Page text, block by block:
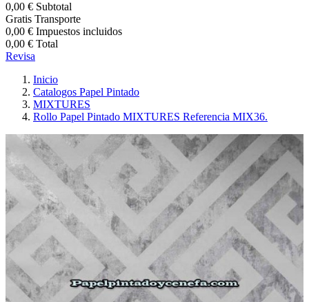
0,00 € Subtotal
Gratis Transporte
0,00 € Impuestos incluidos
0,00 € Total
Revisa
Inicio
Catalogos Papel Pintado
MIXTURES
Rollo Papel Pintado MIXTURES Referencia MIX36.